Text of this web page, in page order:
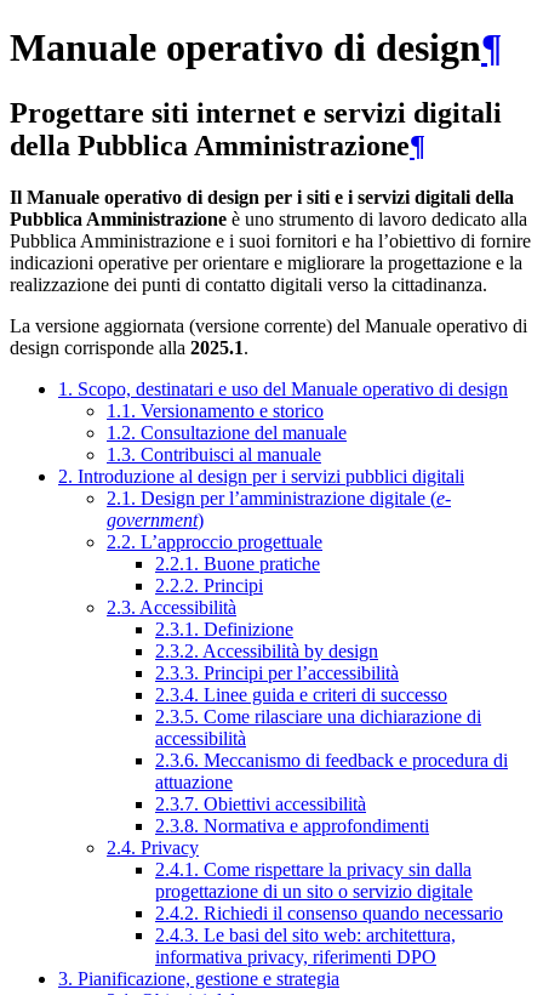
Manuale operativo di design¶
Progettare siti internet e servizi digitali
della Pubblica Amministrazione¶
Il Manuale operativo di design per i siti e i servizi digitali della
Pubblica Amministrazione è uno strumento di lavoro dedicato alla
Pubblica Amministrazione e i suoi fornitori e ha l’obiettivo di fornire
indicazioni operative per orientare e migliorare la progettazione e la
realizzazione dei punti di contatto digitali verso la cittadinanza.
La versione aggiornata (versione corrente) del Manuale operativo di
design corrisponde alla 2025.1.
1. Scopo, destinatari e uso del Manuale operativo di design
1.1. Versionamento e storico
1.2. Consultazione del manuale
1.3. Contribuisci al manuale
2. Introduzione al design per i servizi pubblici digitali
2.1. Design per l’amministrazione digitale (e-
government)
2.2. L’approccio progettuale
2.2.1. Buone pratiche
2.2.2. Principi
2.3. Accessibilità
2.3.1. Definizione
2.3.2. Accessibilità by design
2.3.3. Principi per l’accessibilità
2.3.4. Linee guida e criteri di successo
2.3.5. Come rilasciare una dichiarazione di
accessibilità
2.3.6. Meccanismo di feedback e procedura di
attuazione
2.3.7. Obiettivi accessibilità
2.3.8. Normativa e approfondimenti
2.4. Privacy
2.4.1. Come rispettare la privacy sin dalla
progettazione di un sito o servizio digitale
2.4.2. Richiedi il consenso quando necessario
2.4.3. Le basi del sito web: architettura,
informativa privacy, riferimenti DPO
3. Pianificazione, gestione e strategia